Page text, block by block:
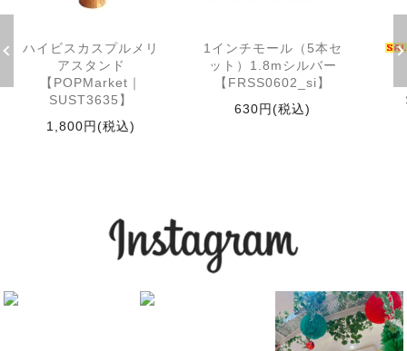
ハイビスカスプルメリ
アスタンド
【POPMarket｜
SUST3635】
1,800円(税込)
1インチモール（5本セ
ット）1.8mシルバー
【FRSS0602_si】
630円(税込)